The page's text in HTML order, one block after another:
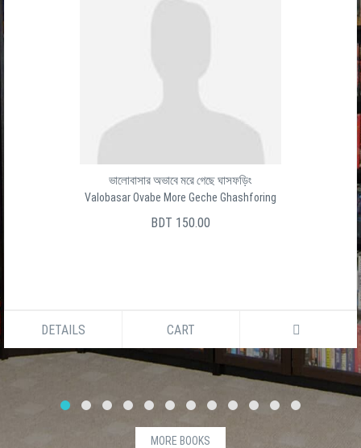
ভালোবাসার অভাবে মরে গেছে ঘাসফড়িং
Valobasar Ovabe More Geche Ghashforing
BDT 150.00
DETAILS CART
MORE BOOKS